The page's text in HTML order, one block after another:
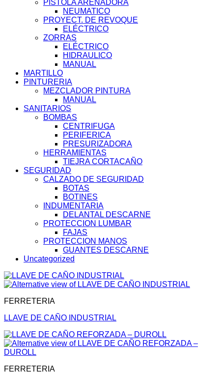
PISTOLA ARENADORA
NEUMATICO
PROYECT. DE REVOQUE
ELÉCTRICO
ZORRAS
ELÉCTRICO
HIDRAULICO
MANUAL
MARTILLO
PINTURERIA
MEZCLADOR PINTURA
MANUAL
SANITARIOS
BOMBAS
CENTRIFUGA
PERIFERICA
PRESURIZADORA
HERRAMIENTAS
TIEJRA CORTACAÑO
SEGURIDAD
CALZADO DE SEGURIDAD
BOTAS
BOTINES
INDUMENTARIA
DELANTAL DESCARNE
PROTECCION LUMBAR
FAJAS
PROTECCION MANOS
GUANTES DESCARNE
Uncategorized
FERRETERIA
LLAVE DE CAÑO INDUSTRIAL
FERRETERIA